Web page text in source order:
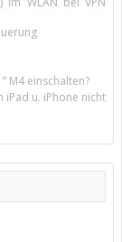
M4 einschalten?
iPad u. iPhone nicht